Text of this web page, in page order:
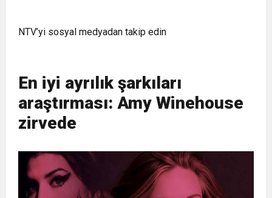
NTV’yi sosyal medyadan takip edin
En iyi ayrılık şarkıları
araştırması: Amy Winehouse
zirvede